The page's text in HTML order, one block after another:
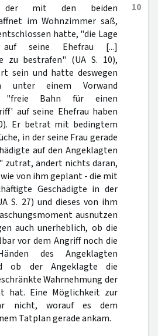
10
der mit den beiden
im Wohnzimmer saß,
hatte, "die Lage
auf seine Ehefrau [...]
zu bestrafen" (UA S. 10),
sein und hatte deswegen
unter einem Vorwand
"freie Bahn für einen
auf seine Ehefrau haben
Er betrat mit bedingtem
in der seine Frau gerade
auf den Angeklagten
zutrat, ändert nichts daran,
von ihm geplant - die mit
Geschädigte in der
S. 27) und dieses von ihm
ausnutzen
auch unerheblich, ob die
vor dem Angriff noch die
des Angeklagten
ob der Angeklagte die
Wahrnehmung der
hat. Eine Möglichkeit zur
nicht, worauf es dem
Tatplan gerade ankam.